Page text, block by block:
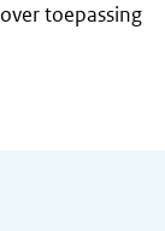
toepassing